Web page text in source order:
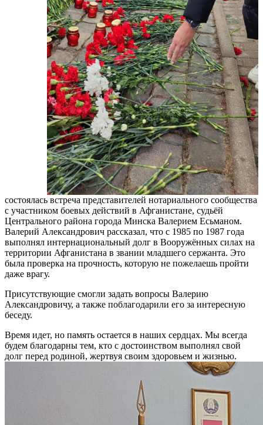
состоялась встреча представителей нотариального сообщества
с участником боевых действий в Афганистане, судьёй
Центрального района города Минска Валерием Есьманом.
Валерий Александрович рассказал, что с 1985 по 1987 года
выполнял интернациональный долг в Вооружённых силах на
территории Афганистана в звании младшего сержанта. Это
была проверка на прочность, которую не пожелаешь пройти
даже врагу.
Присутствующие смогли задать вопросы Валерию
Александровичу, а также поблагодарили его за интересную
беседу.
Время идет, но память остается в наших сердцах. Мы всегда
будем благодарны тем, кто с достоинством выполнял свой
долг перед родиной, жертвуя своим здоровьем и жизнью.